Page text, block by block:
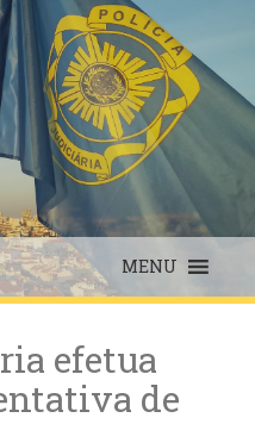
MENU
efetua
de